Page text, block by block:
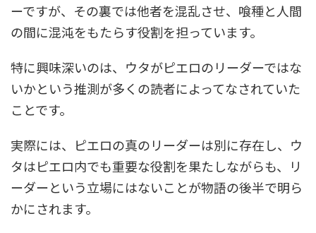
ーですが、その裏では他者を混乱させ、喰種と人間
の間に混沌をもたらす役割を担っています。
特に興味深いのは、ウタがピエロのリーダーではな
いかという推測が多くの読者によってなされていた
ことです。
実際には、ピエロの真のリーダーは別に存在し、ウ
タはピエロ内でも重要な役割を果たしながらも、リ
ーダーという立場にはないことが物語の後半で明ら
かにされます。